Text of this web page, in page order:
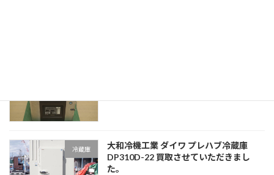
冷蔵庫
大和冷機工業 ダイワ プレハブ冷蔵庫
DP310D-22 買取させていただきまし
た。